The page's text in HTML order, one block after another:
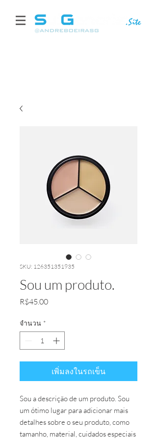
SKU: 126351351935
Sou um produto.
R$45.00ราคา
จำนวน *
เพิ่มลงในรถเข็น
Sou a descrição de um produto. Sou
um ótimo lugar para adicionar mais
detalhes sobre o seu produto, como
tamanho, material, cuidados especiais